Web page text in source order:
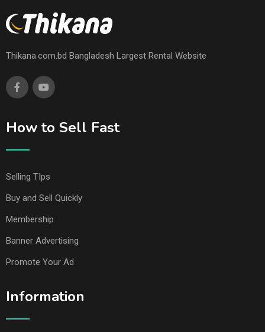
Thikana.com.bd Bangladesh Largest Rental Website
How to Sell Fast
Selling TIps
Buy and Sell Quickly
Membership
Banner Advertising
Promote Your Ad
Information